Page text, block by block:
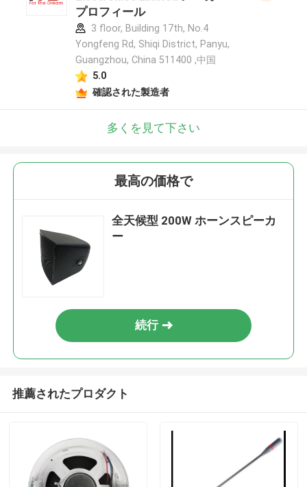
プロフィール
3 floor, Building 17th, No.4
Yongfeng Rd, Shiqi District, Panyu,
Guangzhou, China 511400 ,中国
5.0
確認された製造者
多くを見て下さい
最高の価格で
全天候型 200W ホーンスピーカ
ー
続行
推薦されたプロダクト